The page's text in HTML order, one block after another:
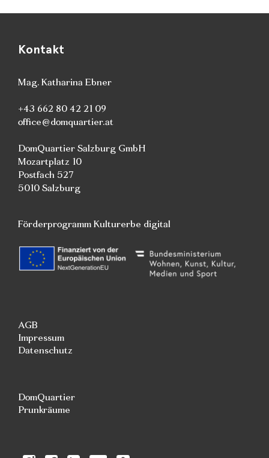
Kontakt
Mag. Katharina Ebner
+43 662 80 42 21 09
office@domquartier.at
DomQuartier Salzburg GmbH
Mozartplatz 10
Postfach 527
5010 Salzburg
Förderprogramm Kulturerbe digital
AGB
Impressum
Datenschutz
DomQuartier
Prunkräume